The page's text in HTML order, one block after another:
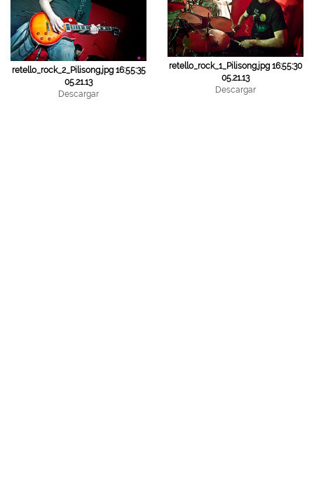
retello_rock_2_Pilisong.jpg 16:55:35
05.21.13
Descargar
retello_rock_1_Pilisong.jpg 16:55:30
05.21.13
Descargar